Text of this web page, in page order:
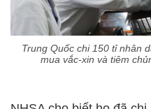
Trung Quốc chi 150 tỉ nhân
mua vắc-xin và tiêm